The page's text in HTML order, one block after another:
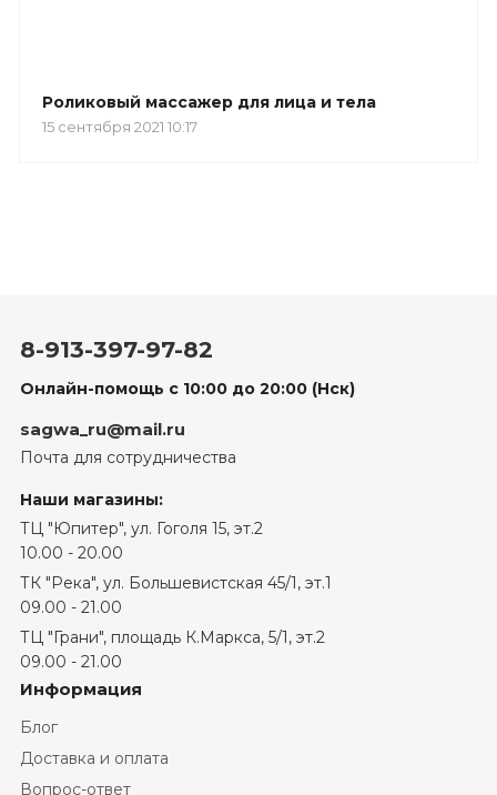
Роликовый массажер для лица и тела
15 сентября 2021 10:17
8-913-397-97-82
Онлайн-помощь с 10:00 до 20:00 (Нск)
sagwa_ru@mail.ru
Почта для сотрудничества
Наши магазины:
ТЦ "Юпитер", ул. Гоголя 15, эт.2
10.00 - 20.00
ТК "Река", ул. Большевистская 45/1, эт.1
09.00 - 21.00
ТЦ "Грани", площадь К.Маркса, 5/1​, эт.2
09.00 - 21.00
Информация
Блог
Доставка и оплата
Вопрос-ответ